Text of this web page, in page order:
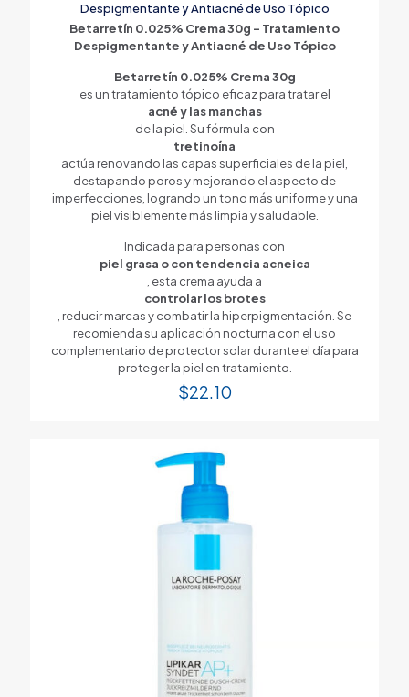
Despigmentante y Antiacné de Uso Tópico
Betarretín 0.025% Crema 30g – Tratamiento
Despigmentante y Antiacné de Uso Tópico
Betarretín 0.025% Crema 30g
es un tratamiento tópico eficaz para tratar el
acné y las manchas
de la piel. Su fórmula con
tretinoína
actúa renovando las capas superficiales de la piel,
destapando poros y mejorando el aspecto de
imperfecciones, logrando un tono más uniforme y una
piel visiblemente más limpia y saludable.
Indicada para personas con
piel grasa o con tendencia acneica
, esta crema ayuda a
controlar los brotes
, reducir marcas y combatir la hiperpigmentación. Se
recomienda su aplicación nocturna con el uso
complementario de protector solar durante el día para
proteger la piel en tratamiento.
$22.10